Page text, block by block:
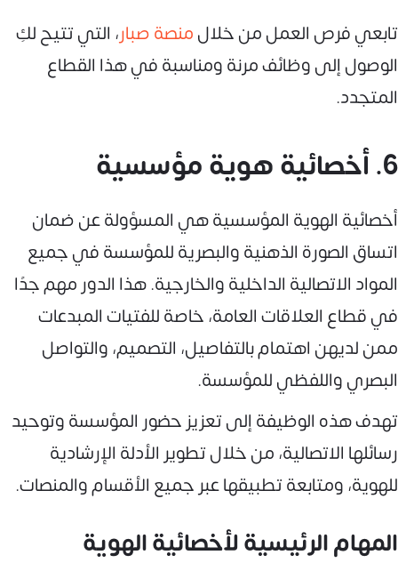
تابعي فرص العمل من خلالمنصة صبار، التي تتيح لكِ
الوصول إلى وظائف مرنة ومناسبة في هذا القطاع
المتجدد.
6. أخصائية هوية مؤسسية
أخصائية الهوية المؤسسية هي المسؤولة عن ضمان
اتساق الصورة الذهنية والبصرية للمؤسسة في جميع
المواد الاتصالية الداخلية والخارجية. هذا الدور مهم جدًا
في قطاع العلاقات العامة، خاصة للفتيات المبدعات
ممن لديهن اهتمام بالتفاصيل، التصميم، والتواصل
البصري واللفظي للمؤسسة.
تهدف هذه الوظيفة إلى تعزيز حضور المؤسسة وتوحيد
رسائلها الاتصالية، من خلال تطوير الأدلة الإرشادية
للهوية، ومتابعة تطبيقها عبر جميع الأقسام والمنصات.
المهام الرئيسية لأخصائية الهوية